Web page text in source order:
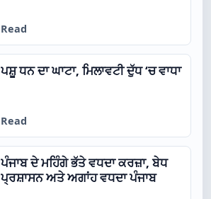
Read
ਪਸ਼ੂ ਧਨ ਦਾ ਘਾਟਾ, ਮਿਲਾਵਟੀ ਦੁੱਧ ‘ਚ ਵਾਧਾ
Read
ਪੰਜਾਬ ਦੇ ਮਹਿੰਗੇ ਭੱਤੇ ਵਧਦਾ ਕਰਜ਼ਾ, ਬੇਧ
ਪ੍ਰਸ਼ਾਸਨ ਅਤੇ ਅਗਾਂਹ ਵਧਦਾ ਪੰਜਾਬ